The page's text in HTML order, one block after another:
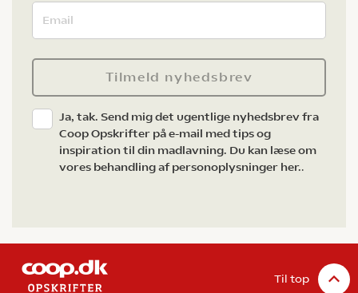
Tilmeld nyhedsbrev
Ja, tak. Send mig det ugentlige nyhedsbrev fra
Coop Opskrifter på e-mail med tips og
inspiration til din madlavning. Du kan læse om
vores behandling af personoplysninger her..
Til top